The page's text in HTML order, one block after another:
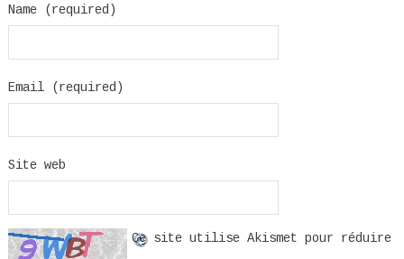
Name (required)
Email (required)
Site web
Ce site utilise Akismet pour réduire